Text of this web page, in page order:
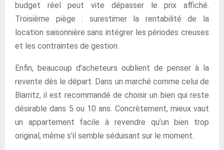
budget réel peut vite dépasser le prix affiché.
Troisième piège : surestimer la rentabilité de la
location saisonnière sans intégrer les périodes creuses
et les contraintes de gestion.
Enfin, beaucoup d’acheteurs oublient de penser à la
revente dès le départ. Dans un marché comme celui de
Biarritz, il est recommandé de choisir un bien qui reste
désirable dans 5 ou 10 ans. Concrètement, mieux vaut
un appartement facile à revendre qu’un bien trop
original, même s’il semble séduisant sur le moment.